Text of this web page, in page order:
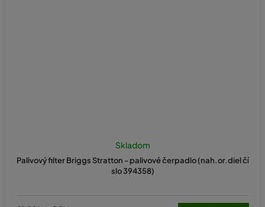
Palivový filter Briggs Stratton - palivové čerpadlo (nah.or.diel čí
slo 394358)
Skladom